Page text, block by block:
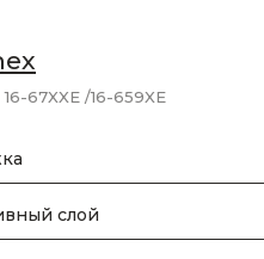
16-67XXE /16-659XE
слой